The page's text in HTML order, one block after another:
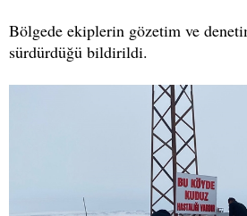
Bölgede ekiplerin gözetim ve
sürdürdüğü bildirildi.